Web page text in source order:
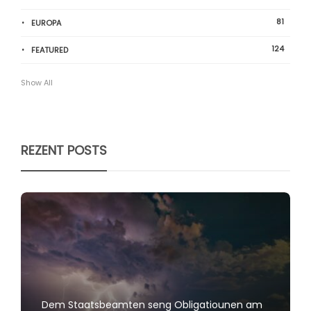
EUROPA 81
FEATURED 124
Show All
REZENT POSTS
Dem Staatsbeamten seng Obligatiounen am